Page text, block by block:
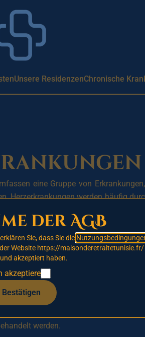
Unsere ResidenzenChronische
eine Gruppe von
Herzerkrankungen werden häufig
und Stress.
Sie tritt auf, wenn die
verstopft werden. Dies kann zu
zu pumpen, um den Bedarf des
sowie einem erhöhten
das Risiko von Herzerkrankungen
werden.
der AGB
Sie, dass Sie die
der Website https://maisonderetraitetunisie.fr/
akzeptiert haben.
akzeptiere
Bestätigen